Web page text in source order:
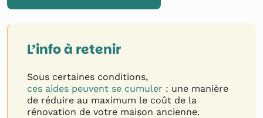
L’info à retenir
Sous certaines conditions,
ces aides peuvent se cumuler : une manière
de réduire au maximum le coût de la
rénovation de votre maison ancienne.